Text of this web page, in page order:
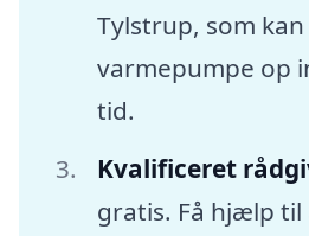
Tylstrup, som
varmepumpe op
tid.
Kvalificeret
gratis. Få hjælp til